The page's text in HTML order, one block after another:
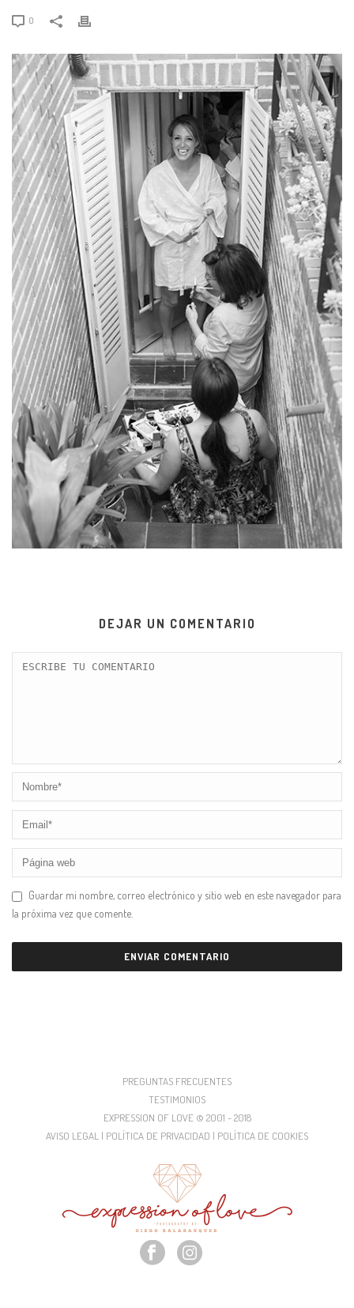
0
DEJAR UN COMENTARIO
Guardar mi nombre, correo electrónico y sitio web en este navegador para
la próxima vez que comente.
PREGUNTAS FRECUENTES
TESTIMONIOS
EXPRESSION OF LOVE © 2001 - 2018
AVISO LEGAL | POLÍTICA DE PRIVACIDAD | POLÍTICA DE COOKIES